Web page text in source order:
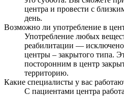
центра и провести с
день.
Возможно ли употребление в
Употребление любых
реабилитации —
центры – закрытого типа.
посторонним в центр
территорию.
Какие специалисты у вас
С пациентами центра